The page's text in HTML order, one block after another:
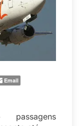
Email